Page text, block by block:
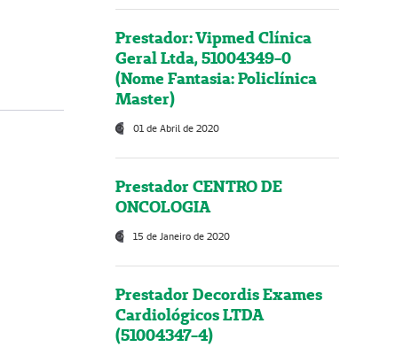
Prestador: Vipmed Clínica
Geral Ltda, 51004349-0
(Nome Fantasia: Policlínica
Master)
01 de Abril de 2020
Prestador CENTRO DE
ONCOLOGIA
15 de Janeiro de 2020
Prestador Decordis Exames
Cardiológicos LTDA
(51004347-4)